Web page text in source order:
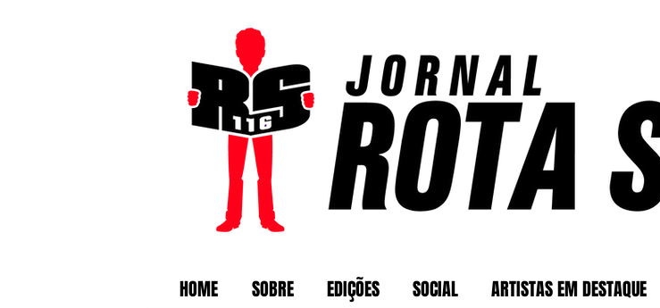
HOME SOBRE EDIÇÕES SOCIAL ARTISTAS EM DESTAQUE